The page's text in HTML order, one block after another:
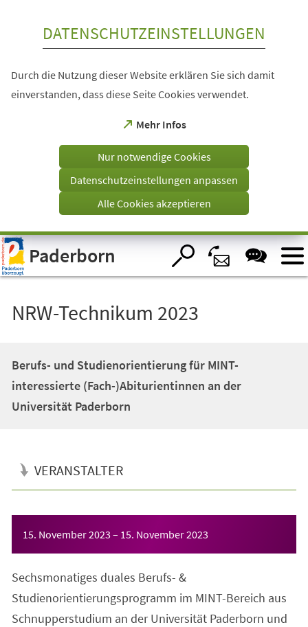
Visuelle
Assistenzsoftware
öffnen.
DATENSCHUTZEINSTELLUNGEN
Durch die Nutzung dieser Website erklären Sie sich damit
einverstanden, dass diese Seite Cookies verwendet.
Mehr Infos
(Öffnet
einem
Tab)
Nur notwendige Cookies
Datenschutzeinstellungen anpassen
Alle Cookies akzeptieren
Paderborn
NRW-Technikum 2023
Berufs- und Studienorientierung für MINT-
interessierte (Fach-)Abiturientinnen an der
Universität Paderborn
VERANSTALTER
15. November 2023 – 15. November 2023
Sechsmonatiges duales Berufs- &
Studienorientierungsprogramm im MINT-Bereich aus
Schnupperstudium an der Universität Paderborn und